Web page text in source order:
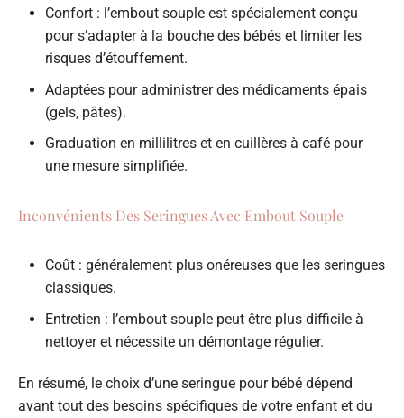
Confort : l’embout souple est spécialement conçu
pour s’adapter à la bouche des bébés et limiter les
risques d’étouffement.
Adaptées pour administrer des médicaments épais
(gels, pâtes).
Graduation en millilitres et en cuillères à café pour
une mesure simplifiée.
Inconvénients Des Seringues Avec Embout Souple
Coût : généralement plus onéreuses que les seringues
classiques.
Entretien : l’embout souple peut être plus difficile à
nettoyer et nécessite un démontage régulier.
En résumé, le choix d’une seringue pour bébé dépend
avant tout des besoins spécifiques de votre enfant et du